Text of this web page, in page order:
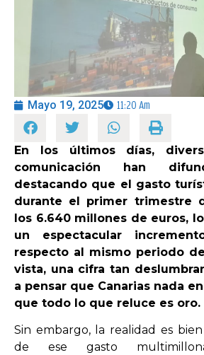
CARTAS DEL DIRECTOR
ENTREVISTAS
OPINIÓN
PROGRAMAS
Mayo 19, 2025 11:20 Am
En los últimos días,
comunicación han
destacando que el gasto
durante el primer trimestre
los 6.640 millones de euros,
un espectacular
respecto al mismo periodo
vista, una cifra tan
a pensar que Canarias nada
que todo lo que reluce es oro.
Sin embargo, la realidad es
de ese gasto